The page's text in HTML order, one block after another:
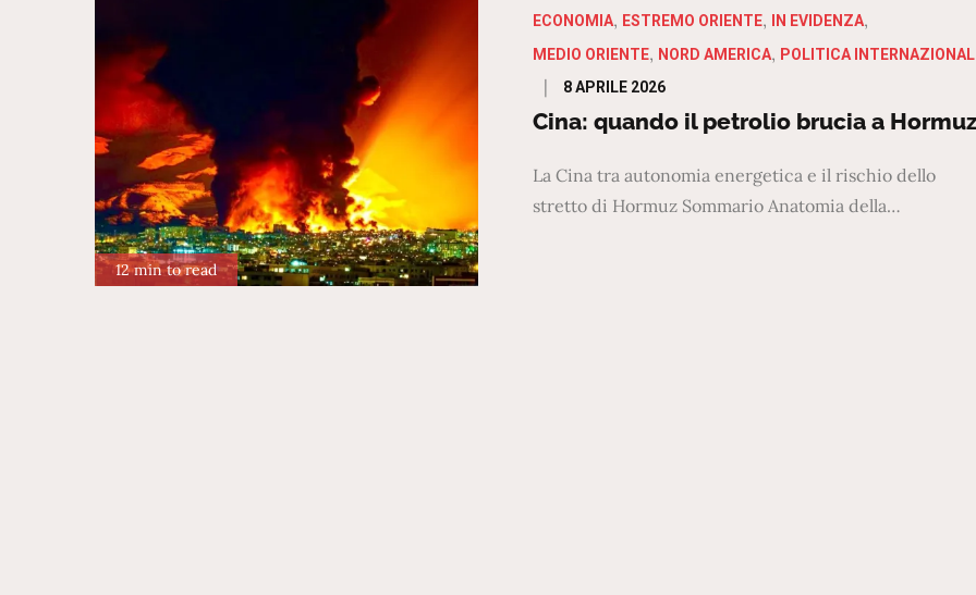
12 min to read
ECONOMIA ESTREMO ORIENTE
IN EVIDENZA
MEDIO ORIENTE
NORD AMERICA POLITICA
Posted
on
8 APRILE 2026
Cina: quando il petrolio brucia a Hormuz
La Cina tra autonomia energetica e il rischio dello
stretto di Hormuz Sommario Anatomia della…